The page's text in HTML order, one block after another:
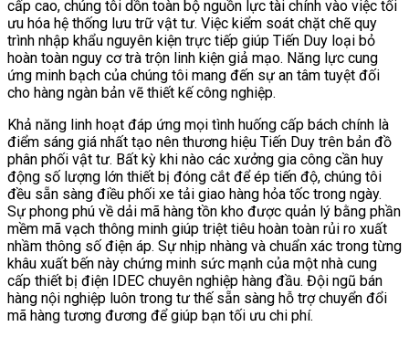
cấp cao, chúng tôi dồn toàn bộ nguồn lực tài chính vào việc tối
ưu hóa hệ thống lưu trữ vật tư. Việc kiểm soát chặt chẽ quy
trình nhập khẩu nguyên kiện trực tiếp giúp Tiến Duy loại bỏ
hoàn toàn nguy cơ trà trộn linh kiện giả mạo. Năng lực cung
ứng minh bạch của chúng tôi mang đến sự an tâm tuyệt đối
cho hàng ngàn bản vẽ thiết kế công nghiệp.
Khả năng linh hoạt đáp ứng mọi tình huống cấp bách chính là
điểm sáng giá nhất tạo nên thương hiệu Tiến Duy trên bản đồ
phân phối vật tư. Bất kỳ khi nào các xưởng gia công cần huy
động số lượng lớn thiết bị đóng cắt để ép tiến độ, chúng tôi
đều sẵn sàng điều phối xe tải giao hàng hỏa tốc trong ngày.
Sự phong phú về dải mã hàng tồn kho được quản lý bằng phần
mềm mã vạch thông minh giúp triệt tiêu hoàn toàn rủi ro xuất
nhầm thông số điện áp. Sự nhịp nhàng và chuẩn xác trong từng
khâu xuất bến này chứng minh sức mạnh của một nhà cung
cấp thiết bị điện IDEC chuyên nghiệp hàng đầu. Đội ngũ bán
hàng nội nghiệp luôn trong tư thế sẵn sàng hỗ trợ chuyển đổi
mã hàng tương đương để giúp bạn tối ưu chi phí.